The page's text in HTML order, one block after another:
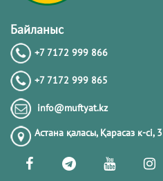
Байланыс
+7 7172 999 866
+7 7172 999 865
info@muftyat.kz
Астана қаласы, Қарасаз к-сi, 3